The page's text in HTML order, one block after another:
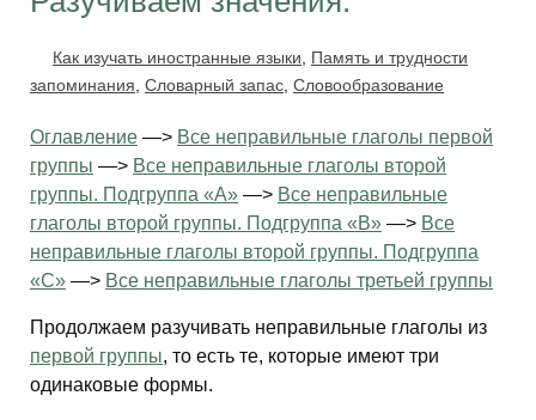
Как изучать иностранные языки
Память и трудности
запоминания Словарный запас Словообразование
Оглавление —> Все неправильные глаголы первой
группы —> Все неправильные глаголы второй
группы. Подгруппа «А» —> Все неправильные
глаголы второй группы. Подгруппа «В» —> Все
неправильные глаголы второй группы. Подгруппа
«С» —> Все неправильные глаголы третьей группы
Продолжаем разучивать неправильные глаголы из
первой группы, то есть те, которые имеют три
одинаковые формы.